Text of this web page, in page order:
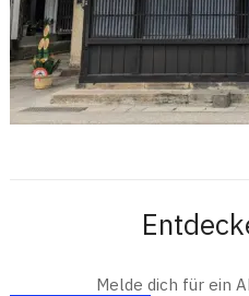
Melde dich für ein